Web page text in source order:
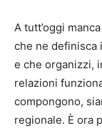
A tutt’oggi
che ne definisca
e che organizzi,
relazioni
compongono,
regionale. È ora